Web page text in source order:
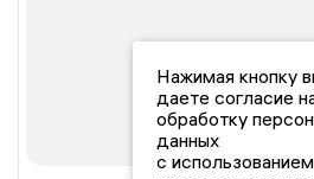
Нажимая кнопку
даете согласие
обработку
данных
с использованием